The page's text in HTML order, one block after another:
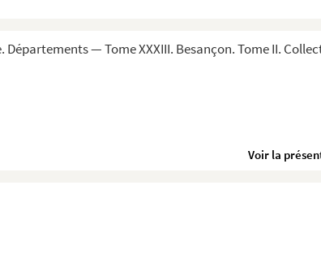
— Tome XXXIII. Besançon. Tome II.